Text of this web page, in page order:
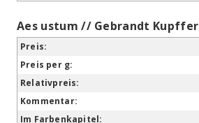
Aes ustum // Gebrandt Kupffer